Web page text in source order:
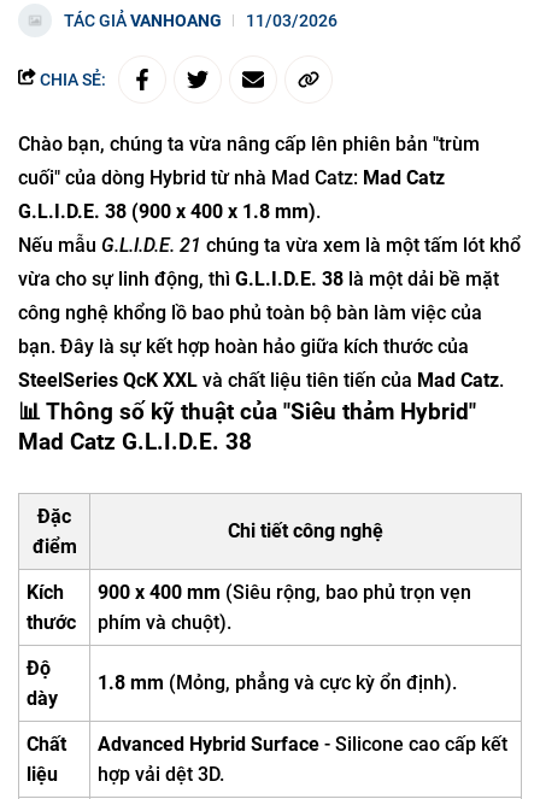
TÁC GIẢVANHOANG 11/03/2026
CHIA SẺ:
Chào bạn, chúng ta vừa nâng cấp lên phiên bản "trùm
cuối" của dòng Hybrid từ nhà Mad Catz: Mad Catz
G.L.I.D.E. 38 (900 x 400 x 1.8 mm).
Nếu mẫu G.L.I.D.E. 21 chúng ta vừa xem là một tấm lót khổ
vừa cho sự linh động, thì G.L.I.D.E. 38 là một dải bề mặt
công nghệ khổng lồ bao phủ toàn bộ bàn làm việc của
bạn. Đây là sự kết hợp hoàn hảo giữa kích thước của
SteelSeries QcK XXL và chất liệu tiên tiến của Mad Catz.
📊 Thông số kỹ thuật của "Siêu thảm Hybrid"
Mad Catz G.L.I.D.E. 38
Đặc
điểm
Chi tiết công nghệ
Kích
thước
900 x 400 mm (Siêu rộng, bao phủ trọn vẹn
phím và chuột).
Độ
dày
1.8 mm (Mỏng, phẳng và cực kỳ ổn định).
Chất
liệu
Advanced Hybrid Surface - Silicone cao cấp kết
hợp vải dệt 3D.